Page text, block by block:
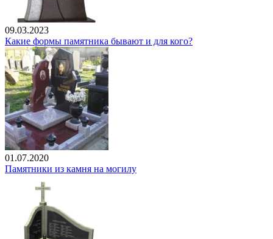
09.03.2023
Какие формы памятника бывают и для кого?
01.07.2020
Памятники из камня на могилу